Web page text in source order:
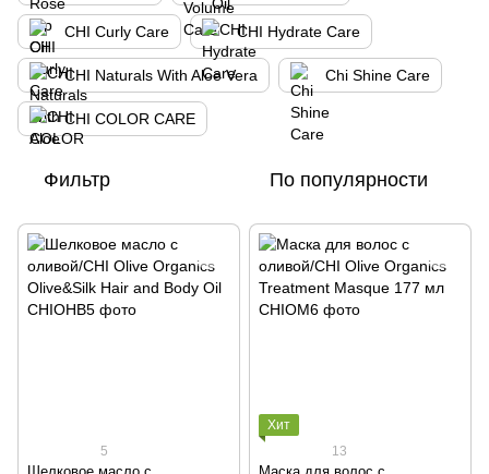
CHI Curly Care CHI Hydrate Care
CHI Naturals With Aloe Vera Chi Shine Care
CHI COLOR CARE
Фильтр По популярности
5
Хит
13